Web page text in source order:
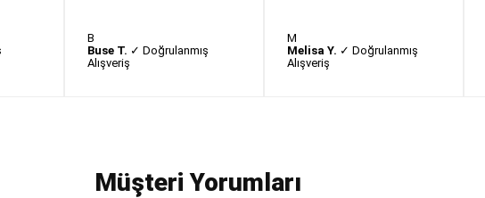
B
Buse T. ✓ Doğrulanmış
Alışveriş
M
Melisa Y. ✓ Doğrulanmış
Alışveriş
Müşteri Yorumları